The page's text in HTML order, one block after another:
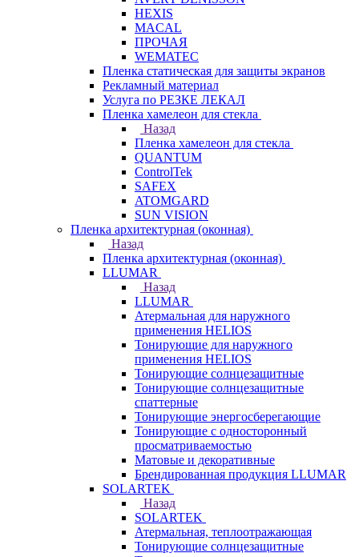
HEXIS
MACAL
ПРОЧАЯ
WEMATEC
Пленка статическая для защиты экранов
Рекламный материал
Услуга по РЕЗКЕ ЛЕКАЛ
Пленка хамелеон для стекла
Назад
Пленка хамелеон для стекла
QUANTUM
ControlTek
SAFEX
ATOMGARD
SUN VISION
Пленка архитектурная (оконная)
Назад
Пленка архитектурная (оконная)
LLUMAR
Назад
LLUMAR
Атермальная для наружного
применения HELIOS
Тонирующие для наружного
применения HELIOS
Тонирующие солнцезащитные
Тонирующие солнцезащитные
спаттерные
Тонирующие энергосберегающие
Тонирующие с односторонный
просматриваемостью
Матовые и декоративные
Брендированная продукция LLUMAR
SOLARTEK
Назад
SOLARTEK
Атермальная, теплоотражающая
Тонирующие солнцезащитные